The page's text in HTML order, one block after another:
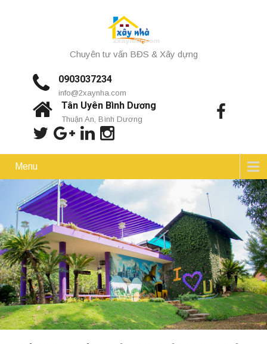
Chuyên tư vấn BĐS & Xây dựng
0903037234
info@2xaynha.com
Tân Uyên Bình Dương
Thuận An, Bình Dương
Menu